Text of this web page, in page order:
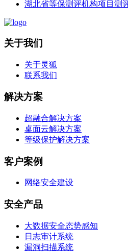
湖北省等保测评机构项目测
关于我们
关于灵狐
联系我们
解决方案
超融合解决方案
桌面云解决方案
等级保护解决方案
客户案例
网络安全建设
安全产品
大数据安全态势感知
日志审计系统
漏洞扫描系统